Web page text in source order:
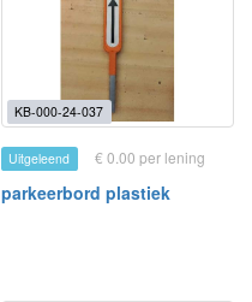
KB-000-24-037
Uitgeleend € 0.00 per lening
parkeerbord plastiek